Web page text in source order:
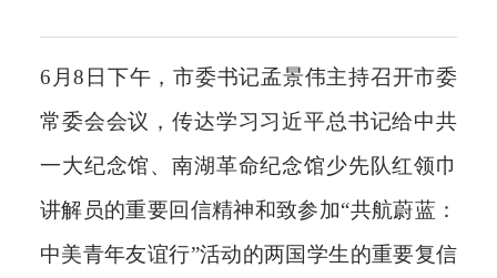
6月8日下午，市委书记孟景伟主持召开市委
常委会会议，传达学习习近平总书记给中共
一大纪念馆、南湖革命纪念馆少先队红领巾
讲解员的重要回信精神和致参加“共航蔚蓝：
中美青年友谊行”活动的两国学生的重要复信